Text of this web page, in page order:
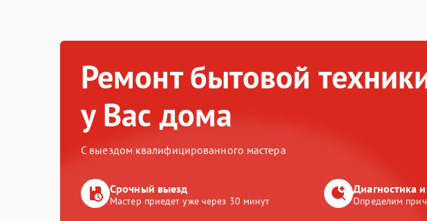
Ремонт бытовой
у Вас дома
С выездом квалифицированного мастера
Срочный выезд
Мастер приедет уже через 30 минут
Диагностика
Определим